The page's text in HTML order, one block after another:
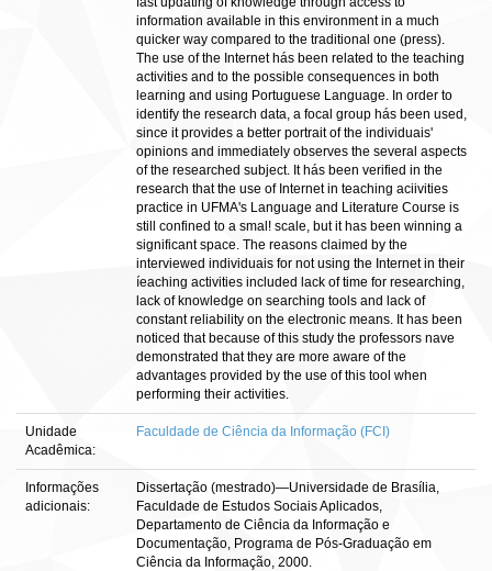
information available in this environment in a much
quicker way compared to the traditional one (press).
The use of the Internet hás been related to the teaching
activities and to the possible consequences in both
learning and using Portuguese Language. In order to
identify the research data, a focal group hás been used,
since it provides a better portrait of the individuais'
opinions and immediately observes the several aspects
of the researched subject. It hás been verified in the
research that the use of Internet in teaching aciivities
practice in UFMA's Language and Literature Course is
still confined to a smal! scale, but it has been winning a
significant space. The reasons claimed by the
interviewed individuais for not using the Internet in their
íeaching activities included lack of time for researching,
lack of knowledge on searching tools and lack of
constant reliability on the electronic means. It has been
noticed that because of this study the professors nave
demonstrated that they are more aware of the
advantages provided by the use of this tool when
performing their activities.
Unidade
Acadêmica:
Faculdade de Ciência da Informação (FCI)
Informações
adicionais:
Dissertação (mestrado)—Universidade de Brasília,
Faculdade de Estudos Sociais Aplicados,
Departamento de Ciência da Informação e
Documentação, Programa de Pós-Graduação em
Ciência da Informação, 2000.